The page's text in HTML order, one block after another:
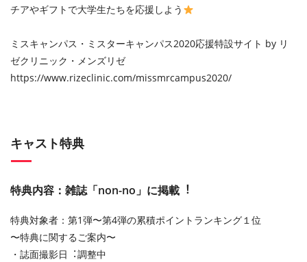
チアやギフトで⼤学⽣たちを応援しよう
ミスキャンパス・ミスターキャンパス2020応援特設サイト by リ
ゼクリニック・メンズリゼ
https://www.rizeclinic.com/missmrcampus2020/
キャスト特典
特典内容：雑誌「non-no」に掲載︕
特典対象者：第1弾〜第4弾の累積ポイントランキング１位
〜特典に関するご案内〜
・誌⾯撮影⽇︓調整中